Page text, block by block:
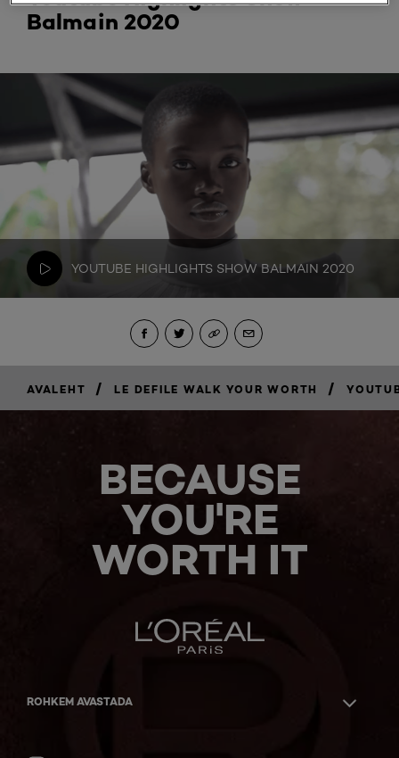
Balmain 2020
YOUTUBE HIGHLIGHTS SHOW BALMAIN 2020
AVALEHT / LE DEFILE WALK YOUR WORTH /
BECAUSE
YOU'RE
WORTH IT
ROHKEM AVASTADA